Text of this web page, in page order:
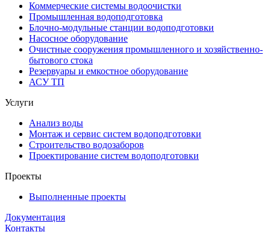
Коммерческие системы водоочистки
Промышленная водоподготовка
Блочно-модульные станции водоподготовки
Насосное оборудование
Очистные сооружения промышленного и хозяйственно-
бытового стока
Резервуары и емкостное оборудование
АСУ ТП
Услуги
Анализ воды
Монтаж и сервис систем водоподготовки
Строительство водозаборов
Проектирование систем водоподготовки
Проекты
Выполненные проекты
Документация
Контакты